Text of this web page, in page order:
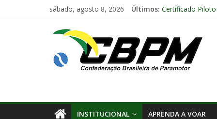
sábado, agosto 8, 2026 Últimos: Certificado
Arraiá Aéreo
Decisão Nº 675,
INSTITUCIONAL APRENDA A VOAR